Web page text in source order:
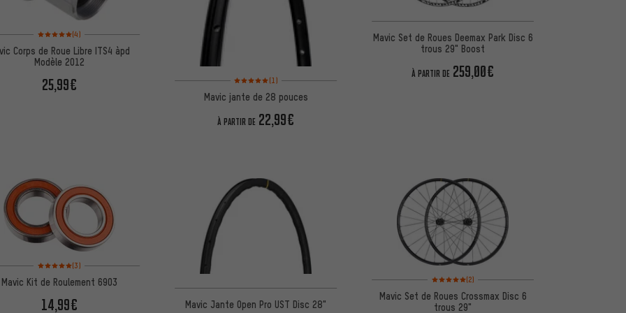
Note moyenne : 5 sur 5 d'après 4 avis
(4)
Corps de Roue Libre ITS4 àpd
Modèle 2012
25,99€ Note moyenne : 5 sur 5 d'après 1 avis
(1)
Mavic jante de 28 pouces
À PARTIR DE 22,99€
Mavic Set de Roues Deemax Park Disc 6
trous 29" Boost
À PARTIR DE 259,00€
Note moyenne : 5 sur 5 d'après 3 avis
(3)
Mavic Kit de Roulement 6903
14,99€ Mavic Jante Open Pro UST Disc 28"
Note moyenne : 5 sur 5 d'après 2 avis
(2)
Mavic Set de Roues Crossmax Disc 6
trous 29"